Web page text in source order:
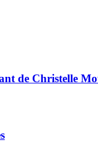
de Christelle